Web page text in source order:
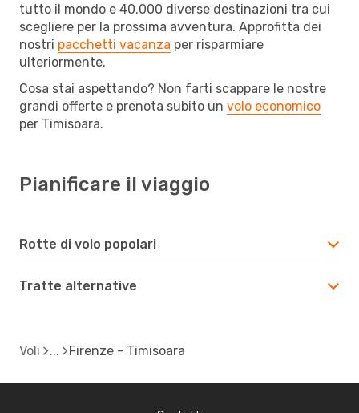
tutto il mondo e 40.000 diverse destinazioni tra cui
scegliere per la prossima avventura. Approfitta dei
nostri pacchetti vacanza per risparmiare
ulteriormente.
Cosa stai aspettando? Non farti scappare le nostre
grandi offerte e prenota subito un volo economico
per Timisoara.
Pianificare il viaggio
Rotte di volo popolari
Tratte alternative
Voli Firenze - Timisoara